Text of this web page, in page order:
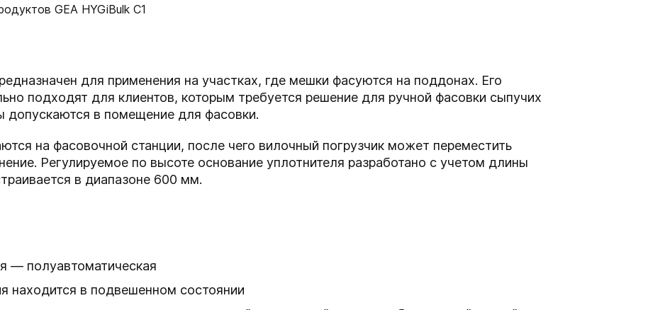
для применения на участках, где мешки фасуются на поддонах. Его
подходят для клиентов, которым требуется решение для ручной фасовки сыпучих
допускаются в помещение для фасовки.
на фасовочной станции, после чего вилочный погрузчик может переместить
Регулируемое по высоте основание уплотнителя разработано с учетом длины
в диапазоне 600 мм.
— полуавтоматическая
находится в подвешенном состоянии